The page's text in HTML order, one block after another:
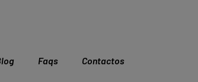
Faqs Contactos